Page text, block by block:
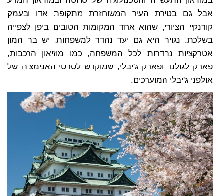
אבל גם בטירת העיר המשוחזרת מתקופת אדו ובעמק
קורנקיי הציורי, שהוא אחד המקומות הטובים ביפן לצפייה
בשלכת. נגויה היא גם יעד נהדר למשפחות. יש בה המון
אטרקציות נהדרות לכל המשפחה, כמו מוזיאון הרכבות,
פארק לגולנד ופארק ג'יבלי, שמוקדש לסרטי האנימציה של
אולפני ג'יבלי המוערכים.